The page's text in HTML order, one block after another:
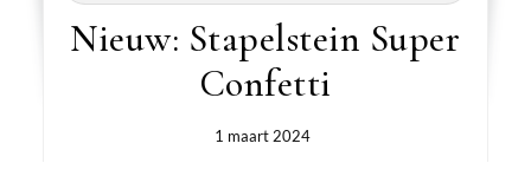
Nieuw: Stapelstein Super
Confetti
1 maart 2024